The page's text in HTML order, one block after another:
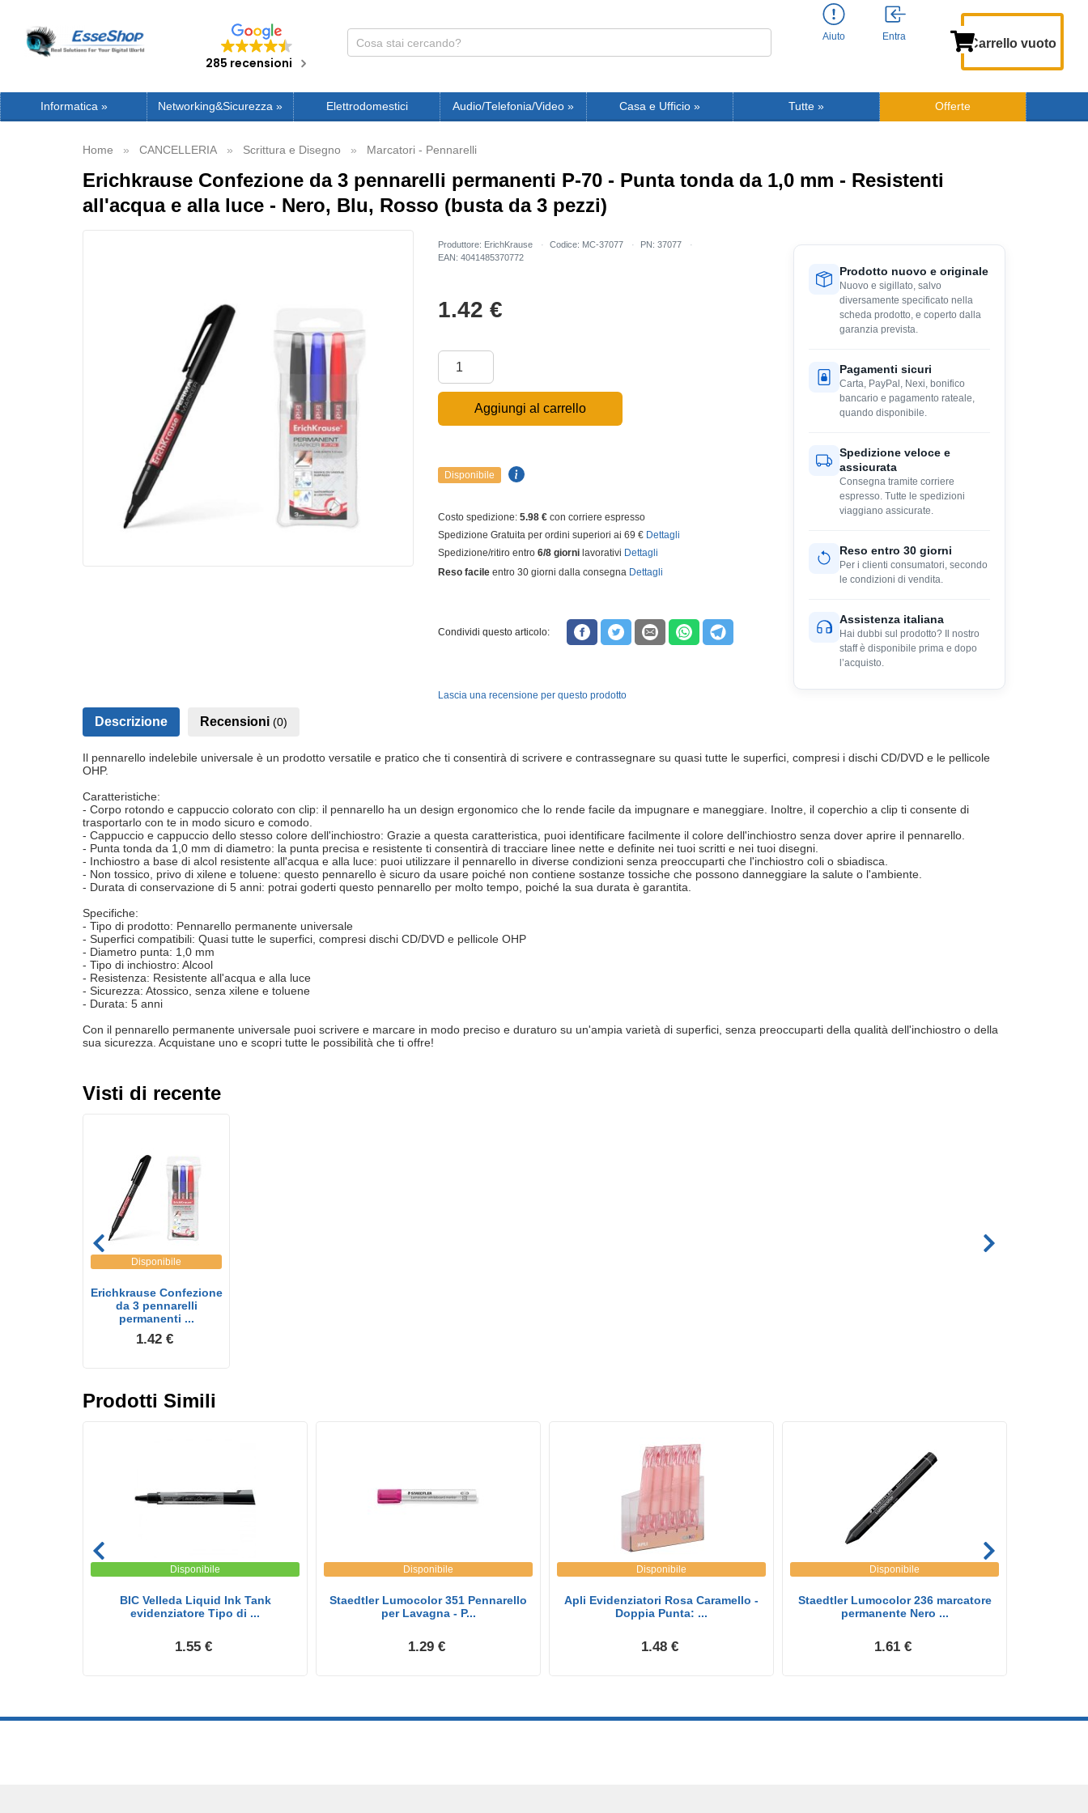
285 recensioni
Aiuto Entra Carrello vuoto
Informatica» Networking&Sicurezza » Elettrodomestici Audio/Telefonia/Video » Casa e Ufficio » Tutte » Offerte
Home CANCELLERIA Scrittura e Disegno Marcatori - Pennarelli
Erichkrause Confezione da 3 pennarelli permanenti P-70 - Punta tonda da 1,0 mm - Resistenti
all'acqua e alla luce - Nero, Blu, Rosso (busta da 3 pezzi)
Produttore: ErichKrause Codice: MC-37077
PN: 37077
EAN: 4041485370772
1.42 €
Aggiungi al carrello
Disponibile
Costo spedizione: 5.98 € con corriere espresso
Spedizione Gratuita per ordini superiori ai 69 € Dettagli
Spedizione/ritiro entro 6/8 giornilavorativi Dettagli
Reso facileentro 30 giorni dalla consegna Dettagli
Condividi questo articolo:
Lascia una recensione per questo prodotto
Prodotto nuovo e originale
Nuovo e sigillato, salvo
diversamente specificato nella
scheda prodotto, e coperto dalla
garanzia prevista.
Pagamenti sicuri
Carta, PayPal, Nexi, bonifico
bancario e pagamento rateale,
quando disponibile.
Spedizione veloce e
assicurata
Consegna tramite corriere
espresso. Tutte le spedizioni
viaggiano assicurate.
Reso entro 30 giorni
Per i clienti consumatori, secondo
le condizioni di vendita.
Assistenza italiana
Hai dubbi sul prodotto? Il nostro
staff è disponibile prima e dopo
l’acquisto.
Descrizione Recensioni (0)
Il pennarello indelebile universale è un prodotto versatile e pratico che ti consentirà di scrivere e contrassegnare su quasi tutte le superfici, compresi i dischi CD/DVD e le pellicole
OHP.
Caratteristiche:
- Corpo rotondo e cappuccio colorato con clip: il pennarello ha un design ergonomico che lo rende facile da impugnare e maneggiare. Inoltre, il coperchio a clip ti consente di
trasportarlo con te in modo sicuro e comodo.
- Cappuccio e cappuccio dello stesso colore dell'inchiostro: Grazie a questa caratteristica, puoi identificare facilmente il colore dell'inchiostro senza dover aprire il pennarello.
- Punta tonda da 1,0 mm di diametro: la punta precisa e resistente ti consentirà di tracciare linee nette e definite nei tuoi scritti e nei tuoi disegni.
- Inchiostro a base di alcol resistente all'acqua e alla luce: puoi utilizzare il pennarello in diverse condizioni senza preoccuparti che l'inchiostro coli o sbiadisca.
- Non tossico, privo di xilene e toluene: questo pennarello è sicuro da usare poiché non contiene sostanze tossiche che possono danneggiare la salute o l'ambiente.
- Durata di conservazione di 5 anni: potrai goderti questo pennarello per molto tempo, poiché la sua durata è garantita.
Specifiche:
- Tipo di prodotto: Pennarello permanente universale
- Superfici compatibili: Quasi tutte le superfici, compresi dischi CD/DVD e pellicole OHP
- Diametro punta: 1,0 mm
- Tipo di inchiostro: Alcool
- Resistenza: Resistente all'acqua e alla luce
- Sicurezza: Atossico, senza xilene e toluene
- Durata: 5 anni
Con il pennarello permanente universale puoi scrivere e marcare in modo preciso e duraturo su un'ampia varietà di superfici, senza preoccuparti della qualità dell'inchiostro o della
sua sicurezza. Acquistane uno e scopri tutte le possibilità che ti offre!
Visti di recente
Disponibile
Erichkrause Confezione
da 3 pennarelli
permanenti ...
1.42 €
Prodotti Simili
Disponibile
BIC Velleda Liquid Ink Tank
evidenziatore Tipo di ...
1.55 €
Disponibile
Staedtler Lumocolor 351 Pennarello
per Lavagna - P...
1.29 €
Disponibile
Apli Evidenziatori Rosa Caramello -
Doppia Punta: ...
1.48 €
Disponibile
Staedtler Lumocolor 236 marcatore
permanente Nero ...
1.61 €